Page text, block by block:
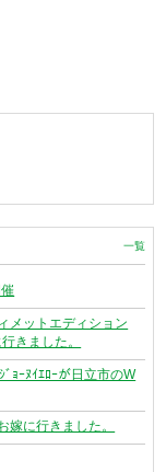
一覧
ットエディション
きました。
ﾇｲｴﾛｰが日立市のW
に行きました。